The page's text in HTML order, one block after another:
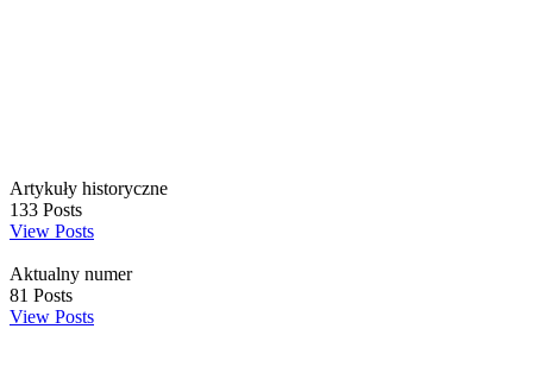
Artykuły historyczne
133 Posts
View Posts
Aktualny numer
81 Posts
View Posts